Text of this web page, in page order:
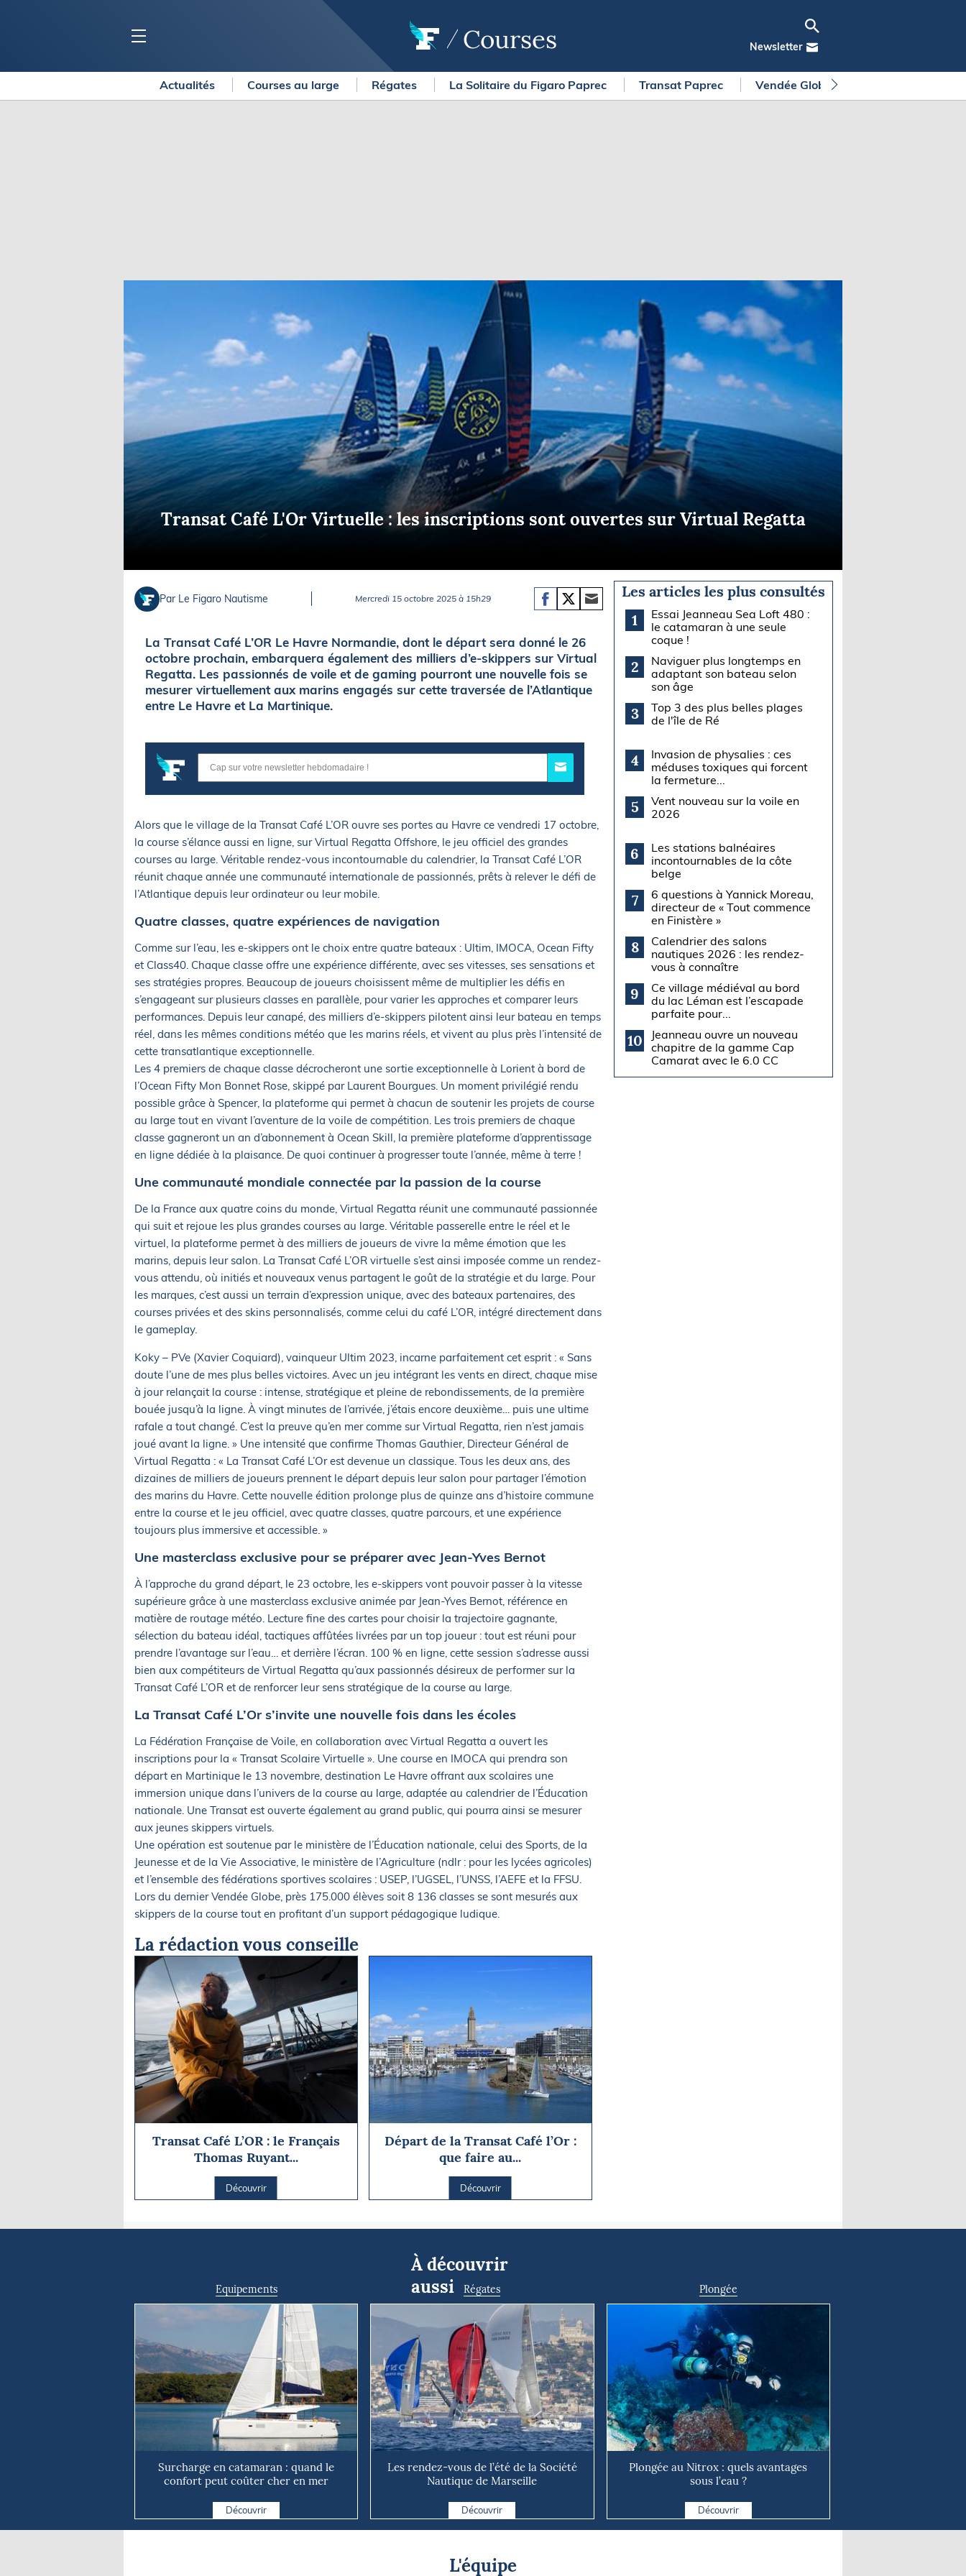
Courses Newsletter
Salons
Economie
Yachting
Pêche en mer
Plongée
Glisse
La newsletter
METEO CONSULT Marine
Briefings
FLASH INFO
Actualités Courses au large Régates La Solitaire du Figaro Paprec Transat Paprec Vendée Globe
Transat Café L'Or Virtuelle : les inscriptions sont ouvertes sur Virtual Regatta
Par Le Figaro Nautisme Mercredi 15 octobre 2025 à 15h29
La Transat Café L’OR Le Havre Normandie, dont le départ sera donné le 26
octobre prochain, embarquera également des milliers d’e-skippers sur Virtual
Regatta. Les passionnés de voile et de gaming pourront une nouvelle fois se
mesurer virtuellement aux marins engagés sur cette traversée de l’Atlantique
entre Le Havre et La Martinique.
Alors que le village de la Transat Café L’OR ouvre ses portes au Havre ce vendredi 17 octobre,
la course s’élance aussi en ligne, sur Virtual Regatta Offshore, le jeu officiel des grandes
courses au large. Véritable rendez-vous incontournable du calendrier, la Transat Café L’OR
réunit chaque année une communauté internationale de passionnés, prêts à relever le défi de
l’Atlantique depuis leur ordinateur ou leur mobile.
Quatre classes, quatre expériences de navigation
Comme sur l’eau, les e-skippers ont le choix entre quatre bateaux : Ultim, IMOCA, Ocean Fifty
et Class40. Chaque classe offre une expérience différente, avec ses vitesses, ses sensations et
ses stratégies propres. Beaucoup de joueurs choisissent même de multiplier les défis en
s’engageant sur plusieurs classes en parallèle, pour varier les approches et comparer leurs
performances. Depuis leur canapé, des milliers d’e-skippers pilotent ainsi leur bateau en temps
réel, dans les mêmes conditions météo que les marins réels, et vivent au plus près l’intensité de
cette transatlantique exceptionnelle.
Les 4 premiers de chaque classe décrocheront une sortie exceptionnelle à Lorient à bord de
l’Ocean Fifty Mon Bonnet Rose, skippé par Laurent Bourgues. Un moment privilégié rendu
possible grâce à Spencer, la plateforme qui permet à chacun de soutenir les projets de course
au large tout en vivant l’aventure de la voile de compétition. Les trois premiers de chaque
classe gagneront un an d’abonnement à Ocean Skill, la première plateforme d’apprentissage
en ligne dédiée à la plaisance. De quoi continuer à progresser toute l’année, même à terre !
Une communauté mondiale connectée par la passion de la course
De la France aux quatre coins du monde, Virtual Regatta réunit une communauté passionnée
qui suit et rejoue les plus grandes courses au large. Véritable passerelle entre le réel et le
virtuel, la plateforme permet à des milliers de joueurs de vivre la même émotion que les
marins, depuis leur salon. La Transat Café L’OR virtuelle s’est ainsi imposée comme un rendez-
vous attendu, où initiés et nouveaux venus partagent le goût de la stratégie et du large. Pour
les marques, c’est aussi un terrain d’expression unique, avec des bateaux partenaires, des
courses privées et des skins personnalisés, comme celui du café L’OR, intégré directement dans
le gameplay.
Koky – PVe (Xavier Coquiard), vainqueur Ultim 2023, incarne parfaitement cet esprit : « Sans
doute l’une de mes plus belles victoires. Avec un jeu intégrant les vents en direct, chaque mise
à jour relançait la course : intense, stratégique et pleine de rebondissements, de la première
bouée jusqu’à la ligne. À vingt minutes de l’arrivée, j’étais encore deuxième… puis une ultime
rafale a tout changé. C’est la preuve qu’en mer comme sur Virtual Regatta, rien n’est jamais
joué avant la ligne. » Une intensité que confirme Thomas Gauthier, Directeur Général de
Virtual Regatta : « La Transat Café L’Or est devenue un classique. Tous les deux ans, des
dizaines de milliers de joueurs prennent le départ depuis leur salon pour partager l’émotion
des marins du Havre. Cette nouvelle édition prolonge plus de quinze ans d’histoire commune
entre la course et le jeu officiel, avec quatre classes, quatre parcours, et une expérience
toujours plus immersive et accessible. »
Une masterclass exclusive pour se préparer avec Jean-Yves Bernot
À l’approche du grand départ, le 23 octobre, les e-skippers vont pouvoir passer à la vitesse
supérieure grâce à une masterclass exclusive animée par Jean-Yves Bernot, référence en
matière de routage météo. Lecture fine des cartes pour choisir la trajectoire gagnante,
sélection du bateau idéal, tactiques affûtées livrées par un top joueur : tout est réuni pour
prendre l’avantage sur l’eau… et derrière l’écran. 100 % en ligne, cette session s’adresse aussi
bien aux compétiteurs de Virtual Regatta qu’aux passionnés désireux de performer sur la
Transat Café L’OR et de renforcer leur sens stratégique de la course au large.
La Transat Café L’Or s’invite une nouvelle fois dans les écoles
La Fédération Française de Voile, en collaboration avec Virtual Regatta a ouvert les
inscriptions pour la « Transat Scolaire Virtuelle ». Une course en IMOCA qui prendra son
départ en Martinique le 13 novembre, destination Le Havre offrant aux scolaires une
immersion unique dans l’univers de la course au large, adaptée au calendrier de l’Éducation
nationale. Une Transat est ouverte également au grand public, qui pourra ainsi se mesurer
aux jeunes skippers virtuels.
Une opération est soutenue par le ministère de l’Éducation nationale, celui des Sports, de la
Jeunesse et de la Vie Associative, le ministère de l’Agriculture (ndlr : pour les lycées agricoles)
et l’ensemble des fédérations sportives scolaires : USEP, l’UGSEL, l’UNSS, l’AEFE et la FFSU.
Lors du dernier Vendée Globe, près 175.000 élèves soit 8 136 classes se sont mesurés aux
skippers de la course tout en profitant d’un support pédagogique ludique.
La rédaction vous conseille
Transat Café L’OR : le Français
Thomas Ruyant...
Découvrir
Départ de la Transat Café l’Or :
que faire au...
Découvrir
Les articles les plus consultés
1
Essai Jeanneau Sea Loft 480 :
le catamaran à une seule
coque !
2
Naviguer plus longtemps en
adaptant son bateau selon
son âge
3
Top 3 des plus belles plages
de l'île de Ré
4
Invasion de physalies : ces
méduses toxiques qui forcent
la fermeture...
5
Vent nouveau sur la voile en
2026
6
Les stations balnéaires
incontournables de la côte
belge
7
6 questions à Yannick Moreau,
directeur de « Tout commence
en Finistère »
8
Calendrier des salons
nautiques 2026 : les rendez-
vous à connaître
9
Ce village médiéval au bord
du lac Léman est l’escapade
parfaite pour...
10
Jeanneau ouvre un nouveau
chapitre de la gamme Cap
Camarat avec le 6.0 CC
À découvrir
aussi
Equipements
Surcharge en catamaran : quand le
confort peut coûter cher en mer
Découvrir
Régates
Les rendez-vous de l’été de la Société
Nautique de Marseille
Découvrir
Plongée
Plongée au Nitrox : quels avantages
sous l’eau ?
Découvrir
L'équipe